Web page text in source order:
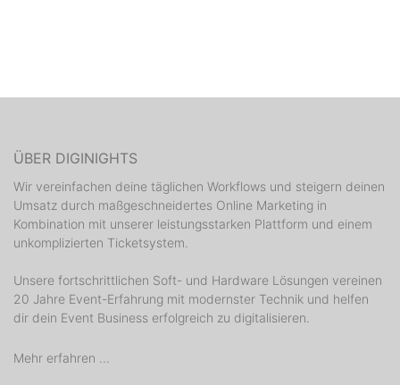
ÜBER DIGINIGHTS
Wir vereinfachen deine täglichen Workflows und steigern deinen
Umsatz durch maßgeschneidertes Online Marketing in
Kombination mit unserer leistungsstarken Plattform und einem
unkomplizierten Ticketsystem.
Unsere fortschrittlichen Soft- und Hardware Lösungen vereinen
20 Jahre Event-Erfahrung mit modernster Technik und helfen
dir dein Event Business erfolgreich zu digitalisieren.
Mehr erfahren ...